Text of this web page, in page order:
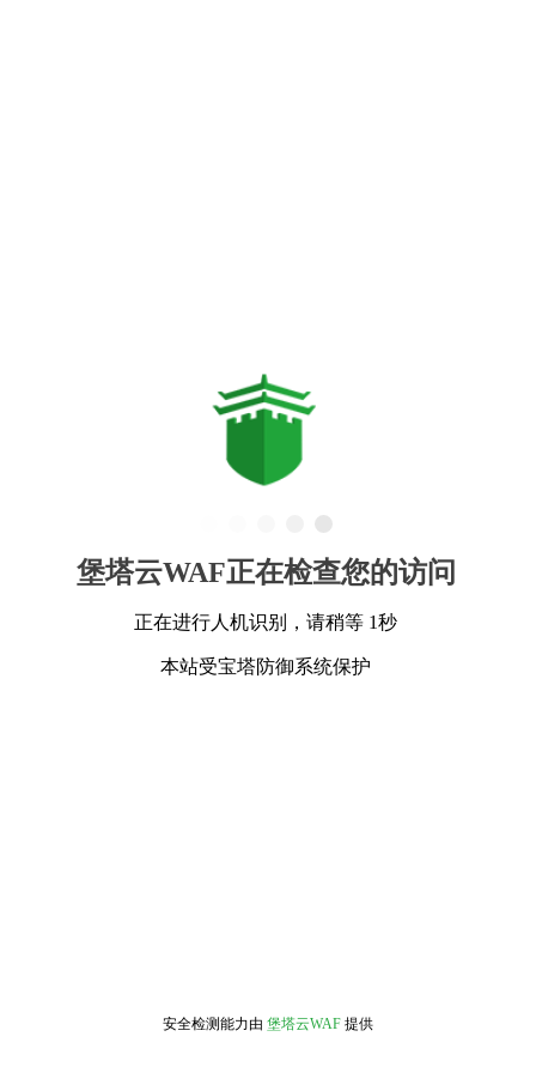
堡塔云WAF正在检查您的访问
正在进行人机识别，请稍等 1秒
本站受宝塔防御系统保护
安全检测能力由 堡塔云WAF 提供